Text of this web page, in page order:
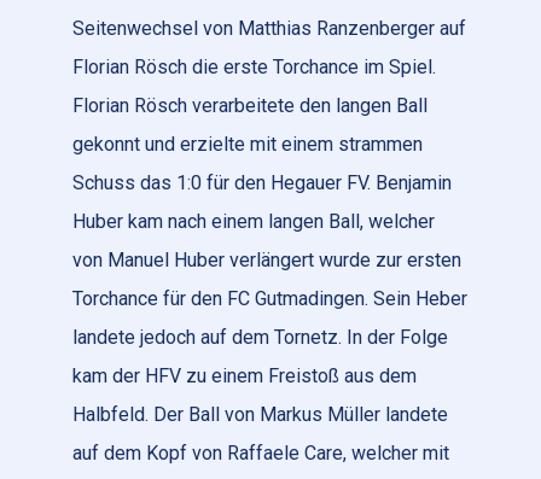
Seitenwechsel von Matthias Ranzenberger auf
Florian Rösch die erste Torchance im Spiel.
Florian Rösch verarbeitete den langen Ball
gekonnt und erzielte mit einem strammen
Schuss das 1:0 für den Hegauer FV. Benjamin
Huber kam nach einem langen Ball, welcher
von Manuel Huber verlängert wurde zur ersten
Torchance für den FC Gutmadingen. Sein Heber
landete jedoch auf dem Tornetz. In der Folge
kam der HFV zu einem Freistoß aus dem
Halbfeld. Der Ball von Markus Müller landete
auf dem Kopf von Raffaele Care, welcher mit